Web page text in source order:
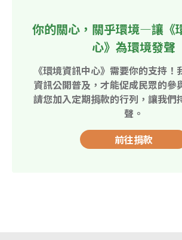
你的關心，關乎環境—讓《
心》為環境發聲
《環境資訊中心》需要你的支持！
資訊公開普及，才能促成民眾的參
請您加入定期捐款的行列，讓我們
聲。
前往捐款